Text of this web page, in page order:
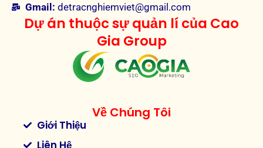
Gmail: detracnghiemviet@gmail.com
Dự án thuộc sự quản lí của Cao
Gia Group
Về Chúng Tôi
Giới Thiệu
Liên Hệ